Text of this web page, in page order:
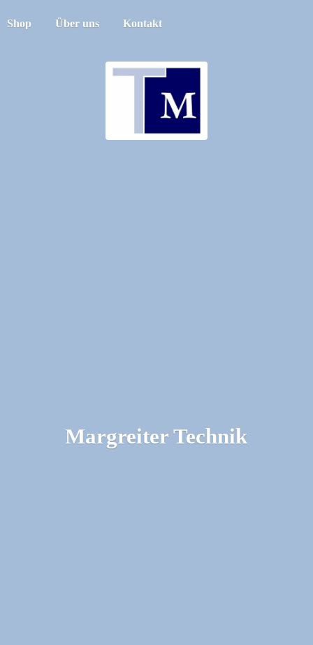
Shop Über uns Kontakt
Margreiter Technik